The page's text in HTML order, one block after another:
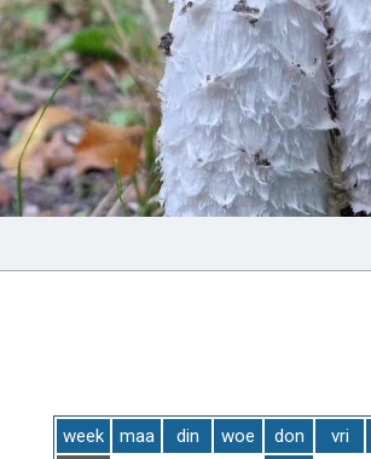
week maa din woe don vri